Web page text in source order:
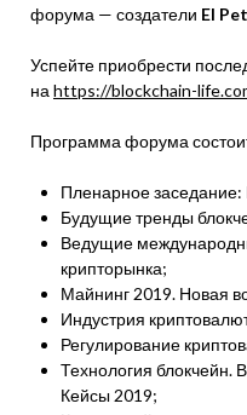
форума — создатели El
Успейте приобрести
на https://blockchain-
Программа форума
Пленарное заседание:
Будущие тренды
Ведущие
крипторынка;
Майнинг 2019. Новая
Индустрия
Регулирование
Технология блокчейн.
Кейсы 2019;